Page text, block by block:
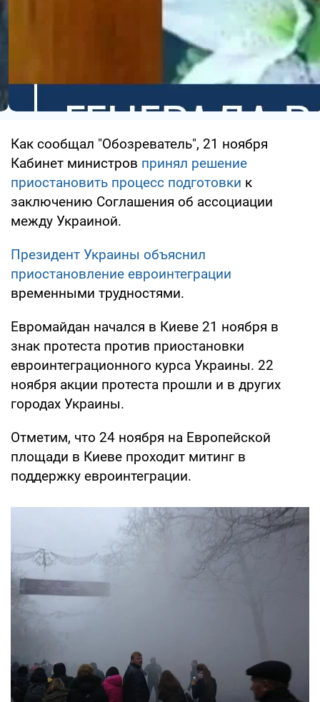
Как сообщал "Обозреватель", 21 ноября
Кабинет министров принял решение
приостановить процесс подготовки к
заключению Соглашения об ассоциации
между Украиной.
Президент Украины объяснил
приостановление евроинтеграции
временными трудностями.
Евромайдан начался в Киеве 21 ноября в
знак протеста против приостановки
евроинтеграционного курса Украины. 22
ноября акции протеста прошли и в других
городах Украины.
Отметим, что 24 ноября на Европейской
площади в Киеве проходит митинг в
поддержку евроинтеграции.